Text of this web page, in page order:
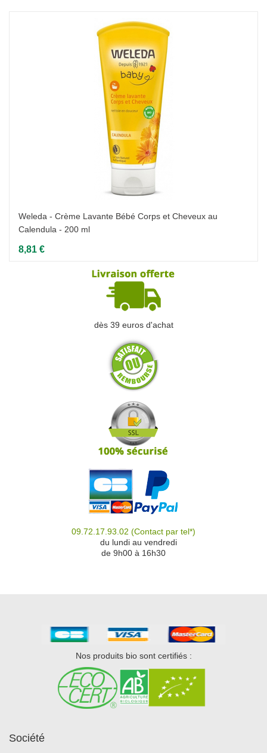
Weleda - Crème Lavante Bébé Corps et Cheveux au
Calendula - 200 ml
8,81 €
dès 39 euros d'achat
09.72.17.93.02 (Contact par tel*)
du lundi au vendredi
de 9h00 à 16h30
Nos produits bio sont certifiés :
Société